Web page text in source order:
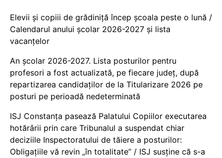
Elevii și copiii de grădiniță încep școala peste o lună /
Calendarul anului școlar 2026-2027 și lista
vacanțelor
An școlar 2026-2027. Lista posturilor pentru
profesori a fost actualizată, pe fiecare județ, după
repartizarea candidaților de la Titularizare 2026 pe
posturi pe perioadă nedeterminată
ISJ Constanța pasează Palatului Copiilor executarea
hotărârii prin care Tribunalul a suspendat chiar
deciziile Inspectoratului de tăiere a posturilor:
Obligațiile vă revin „în totalitate” / ISJ susține că s-a